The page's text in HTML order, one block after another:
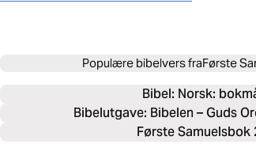
Populære bibelvers fraFørste
Bibel: Norsk:
Bibelutgave: Bibelen – Guds
Første Samuelsbok